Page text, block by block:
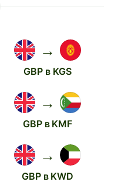
→
GBP в KGS
→
GBP в KMF
→
GBP в KWD